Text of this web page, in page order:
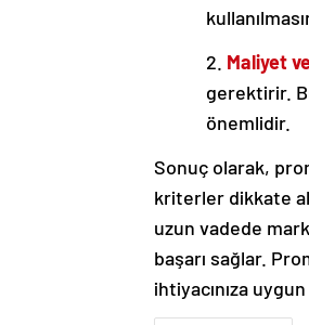
2. Maliyet
gerektirir.
önemlidir.
Sonuç olarak,
kriterler dikkate
uzun vadede
başarı sağlar.
ihtiyacınıza